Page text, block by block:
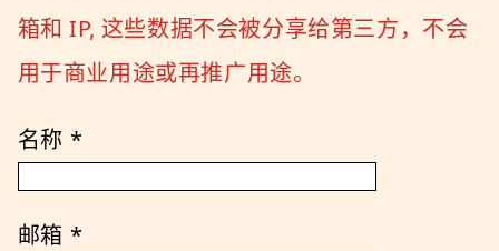
箱和 IP, 这些数据不会被分享给第三方，不会
用于商业用途或再推广用途。
名称 *
邮箱 *